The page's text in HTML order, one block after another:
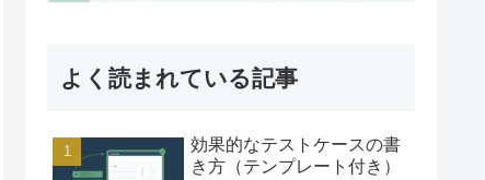
よく読まれている記事
効果的なテストケースの書
き方（テンプレート付き）